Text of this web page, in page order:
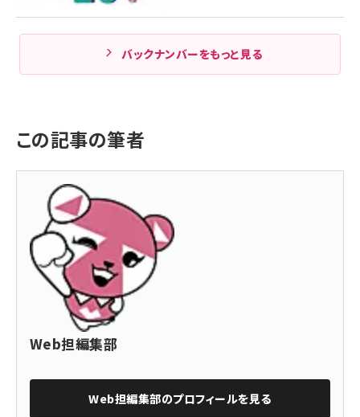
バックナンバーをもっと見る
この記事の筆者
Web担編集部
Web担編集部のプロフィールを見る